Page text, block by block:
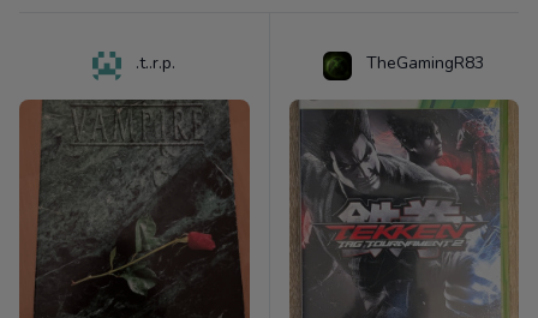
.t..r.p. TheGamingR83